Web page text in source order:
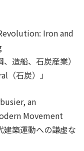
Iron and
造船、石炭産業）
石炭）」
an
Movement
築運動への謙虚な